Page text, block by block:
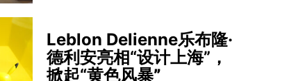
Leblon Delienne乐布隆·
德利安亮相“设计上海”，
掀起“黄色风暴”